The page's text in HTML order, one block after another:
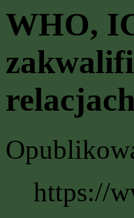
WHO,
https://